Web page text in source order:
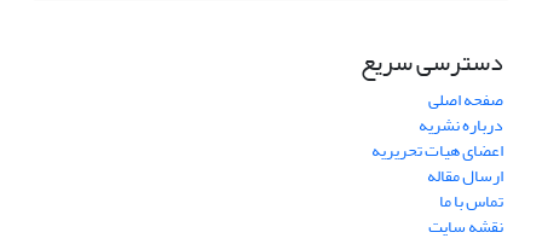
دسترسی سریع
صفحه اصلی
درباره نشریه
اعضای هیات تحریریه
ارسال مقاله
تماس با ما
نقشه سایت